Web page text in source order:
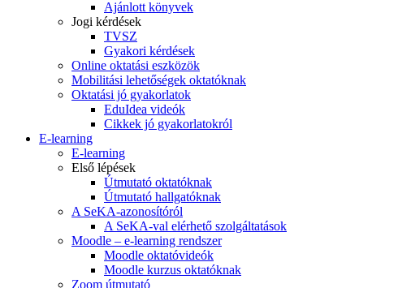
Ajánlott könyvek
Jogi kérdések
TVSZ
Gyakori kérdések
Online oktatási eszközök
Mobilitási lehetőségek oktatóknak
Oktatási jó gyakorlatok
EduIdea videók
Cikkek jó gyakorlatokról
E-learning
E-learning
Első lépések
Útmutató oktatóknak
Útmutató hallgatóknak
A SeKA-azonosítóról
A SeKA-val elérhető szolgáltatások
Moodle – e-learning rendszer
Moodle oktatóvideók
Moodle kurzus oktatóknak
Zoom útmutató